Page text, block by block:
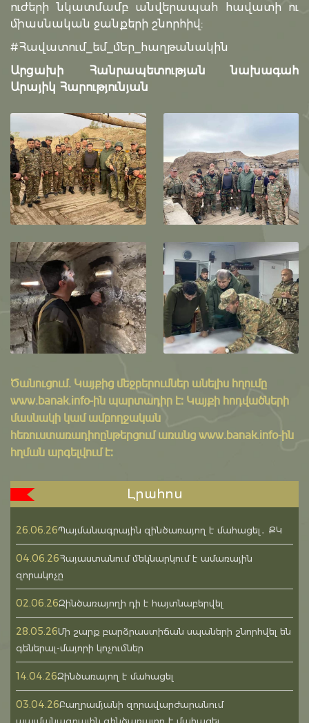
ուժերի նկատմամբ անվերապահ հավատի ու
միասնական ջանքերի շնորհիվ:
#Հավատում_եմ_մեր_հաղթանակին
Արցախի Հանրապետության նախագահ
Արայիկ Հարությունյան
Ծանուցում․ Կայքից մեջբերումներ անելիս հղումը
www.banak.info-ին պարտադիր է: Կայքի հոդվածների
մասնակի կամ ամբողջական
հեռուստառադիոընթերցում առանց www.banak.info-ին
հղման արգելվում է:
Լրահոս
26.06.26Պայմանագրային զինծառայող է մահացել․ ՔԿ
04.06.26Հայաստանում մեկնարկում է ամառային
զորակոչը
02.06.26Զինծառայողի դի է հայտնաբերվել
28.05.26Մի շարք բարձրաստիճան սպաների շնորհվել են
գեներալ-մայորի կոչումներ
14.04.26Զինծառայող է մահացել
03.04.26Բաղրամյանի զորավարժարանում